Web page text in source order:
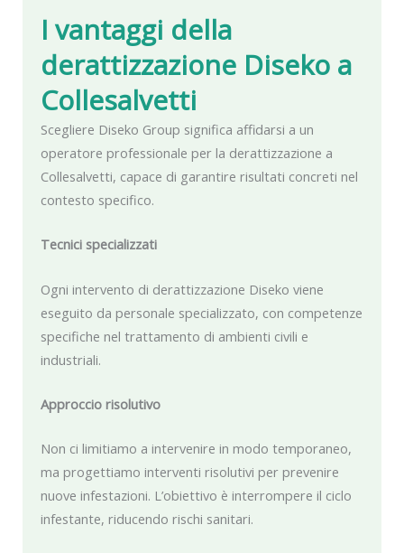
I vantaggi della
derattizzazione Diseko a
Collesalvetti
Scegliere Diseko Group significa affidarsi a un
operatore professionale per la derattizzazione a
Collesalvetti, capace di garantire risultati concreti nel
contesto specifico.
Tecnici specializzati
Ogni intervento di derattizzazione Diseko viene
eseguito da personale specializzato, con competenze
specifiche nel trattamento di ambienti civili e
industriali.
Approccio risolutivo
Non ci limitiamo a intervenire in modo temporaneo,
ma progettiamo interventi risolutivi per prevenire
nuove infestazioni. L’obiettivo è interrompere il ciclo
infestante, riducendo rischi sanitari.